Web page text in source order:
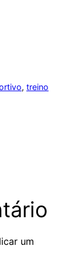
, treino
um